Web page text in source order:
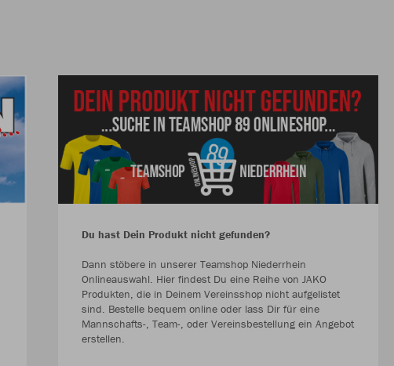
Du hast Dein Produkt nicht gefunden?
Dann stöbere in unserer Teamshop Niederrhein
Onlineauswahl. Hier findest Du eine Reihe von JAKO
Produkten, die in Deinem Vereinsshop nicht aufgelistet
sind. Bestelle bequem online oder lass Dir für eine
Mannschafts-, Team-, oder Vereinsbestellung ein Angebot
erstellen.